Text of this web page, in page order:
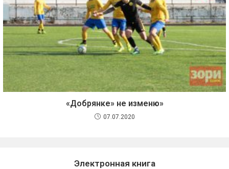
«Добрянке» не изменю»
07.07.2020
Электронная книга